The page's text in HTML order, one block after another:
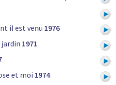
il est venu 1976
jardin 1971
et moi 1974